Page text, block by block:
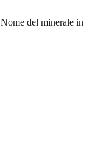
del minerale in